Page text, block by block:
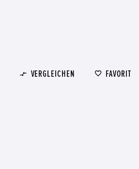
VERGLEICHEN FAVORIT